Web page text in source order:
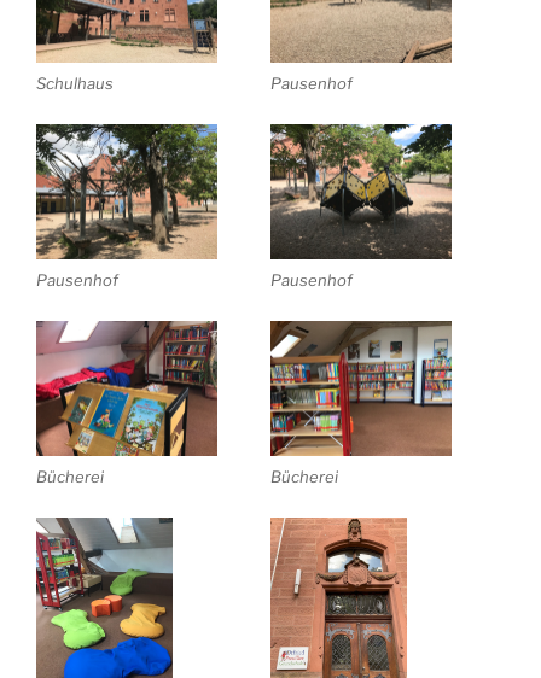
Schulhaus Pausenhof
Pausenhof Pausenhof
Bücherei Bücherei